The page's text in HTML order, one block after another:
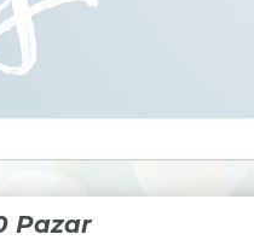
Pazar